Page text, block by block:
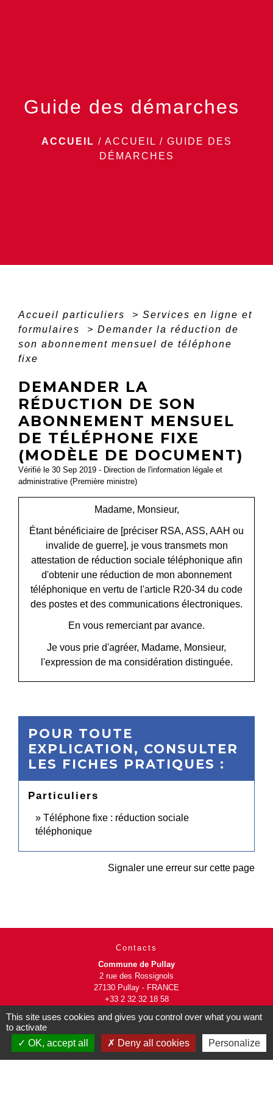
Guide des démarches
ACCUEIL / ACCUEIL / GUIDE DES
DÉMARCHES
Accueil particuliers > Services en ligne et
formulaires
> Demander la réduction de
son abonnement mensuel de téléphone
fixe
DEMANDER LA
RÉDUCTION DE SON
ABONNEMENT MENSUEL
DE TÉLÉPHONE FIXE
(MODÈLE DE DOCUMENT)
Vérifié le 30 Sep 2019 - Direction de l'information légale et
administrative (Première ministre)
Madame, Monsieur,
Étant bénéficiaire de [préciser RSA, ASS, AAH ou
invalide de guerre], je vous transmets mon
attestation de réduction sociale téléphonique afin
d'obtenir une réduction de mon abonnement
téléphonique en vertu de l'article R20-34 du code
des postes et des communications électroniques.
En vous remerciant par avance.
Je vous prie d'agréer, Madame, Monsieur,
l'expression de ma considération distinguée.
POUR TOUTE
EXPLICATION, CONSULTER
LES FICHES PRATIQUES :
Particuliers
Téléphone fixe : réduction sociale
téléphonique
Signaler une erreur sur cette page
Contacts
Commune de Pullay
2 rue des Rossignols
27130 Pullay - FRANCE
+33 2 32 32 18 58
www.pullay.fr
This site uses cookies and gives you control over what you want
to activate
OK, accept all
Deny all cookies Personalize